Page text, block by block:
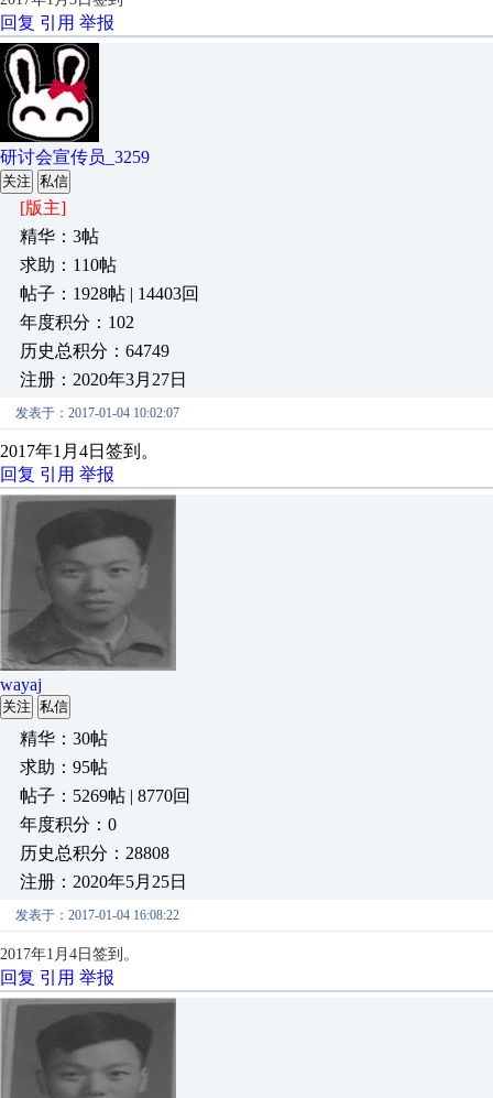
回复 引用 举报
研讨会宣传员_3259
关注 私信
[版主]
精华：3帖
求助：110帖
帖子：1928帖 | 14403回
年度积分：102
历史总积分：64749
注册：2020年3月27日
发表于：2017-01-04 10:02:07
2017年1月4日签到。
回复 引用 举报
wayaj
关注 私信
精华：30帖
求助：95帖
帖子：5269帖 | 8770回
年度积分：0
历史总积分：28808
注册：2020年5月25日
发表于：2017-01-04 16:08:22
2017年1月4日签到。
回复 引用 举报